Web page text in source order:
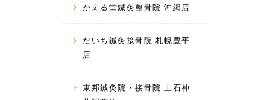
かえる堂鍼灸整骨院 沖縄店
だいち鍼灸接骨院 札幌豊平
店
東邦鍼灸院・接骨院 上石神